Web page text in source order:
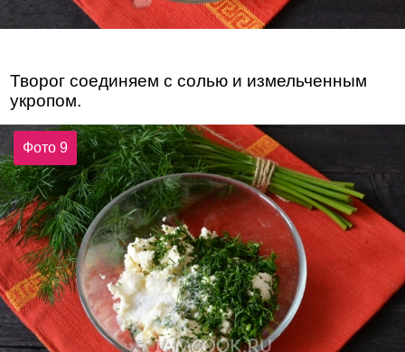
Творог соединяем с солью и измельченным
укропом.
Фото 9